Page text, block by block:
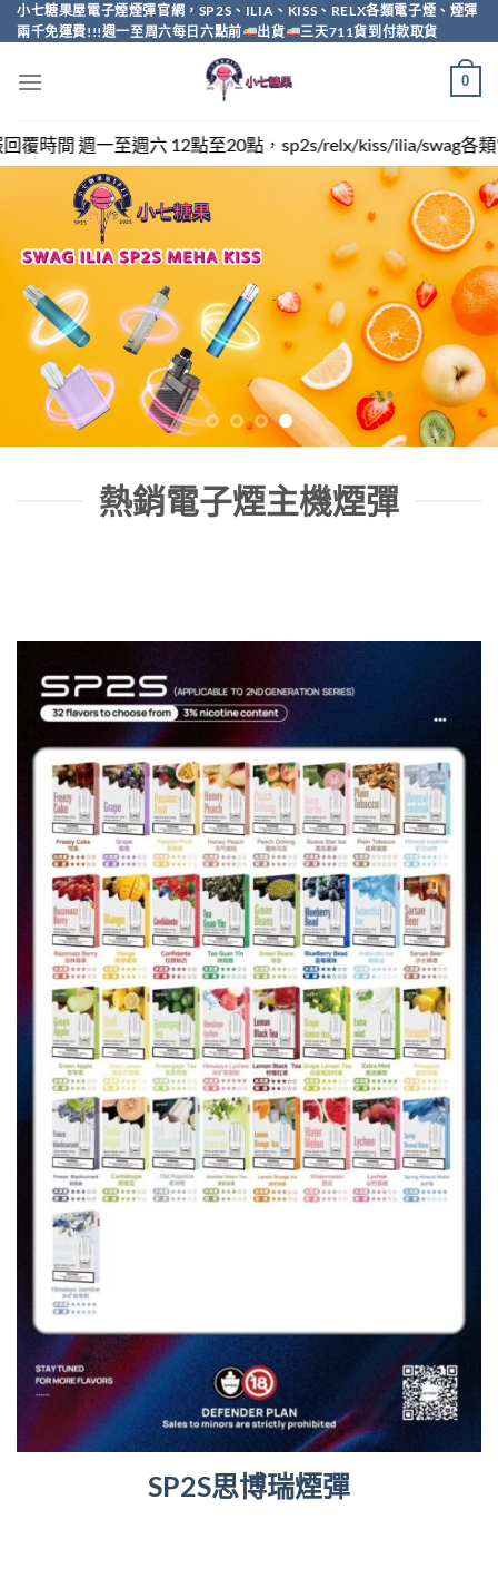
Skip
to
小七糖果屋電子煙煙彈官網，SP2S、ILIA、KISS、RELX各類電子煙、煙彈
兩千免運費!!!週一至周六每日六點前
出貨 三天711貨到付款取貨
0
至20點，sp2s/relx/kiss/ilia/swag各類電子煙煙彈買越多越便
熱銷電子煙主機煙彈
SP2S思博瑞煙彈